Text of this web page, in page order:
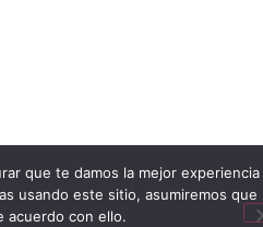
que te damos la mejor experiencia
usando este sitio, asumiremos que
acuerdo con ello.